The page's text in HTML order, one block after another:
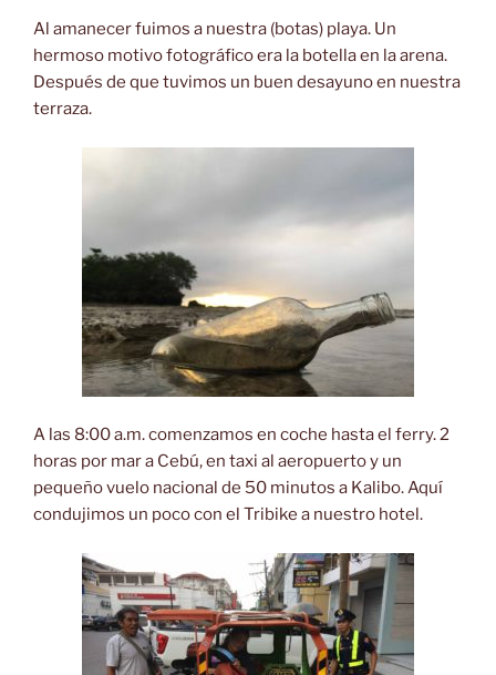
Al amanecer fuimos a nuestra (botas) playa. Un
hermoso motivo fotográfico era la botella en la arena.
Después de que tuvimos un buen desayuno en nuestra
terraza.
A las 8:00 a.m. comenzamos en coche hasta el ferry. 2
horas por mar a Cebú, en taxi al aeropuerto y un
pequeño vuelo nacional de 50 minutos a Kalibo. Aquí
condujimos un poco con el Tribike a nuestro hotel.